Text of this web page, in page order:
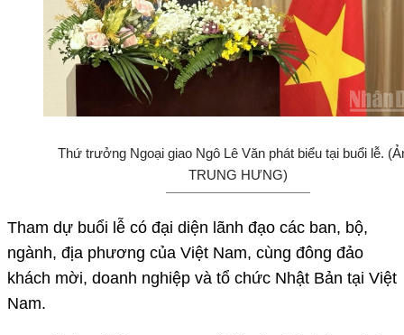
Thứ trưởng Ngoại giao Ngô Lê Văn phát biểu tại buổi lễ.
TRUNG HƯNG)
Tham dự buổi lễ có đại diện lãnh đạo các ban, bộ,
ngành, địa phương của Việt Nam, cùng đông đảo
khách mời, doanh nghiệp và tổ chức Nhật Bản tại Việt
Nam.